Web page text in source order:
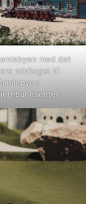
med det
minitoget til